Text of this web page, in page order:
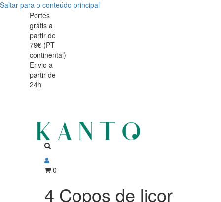
Saltar para o conteúdo principal
Portes
grátis a
partir de
79€ (PT
continental)
Envio a
partir de
24h
0
4 Copos de licor